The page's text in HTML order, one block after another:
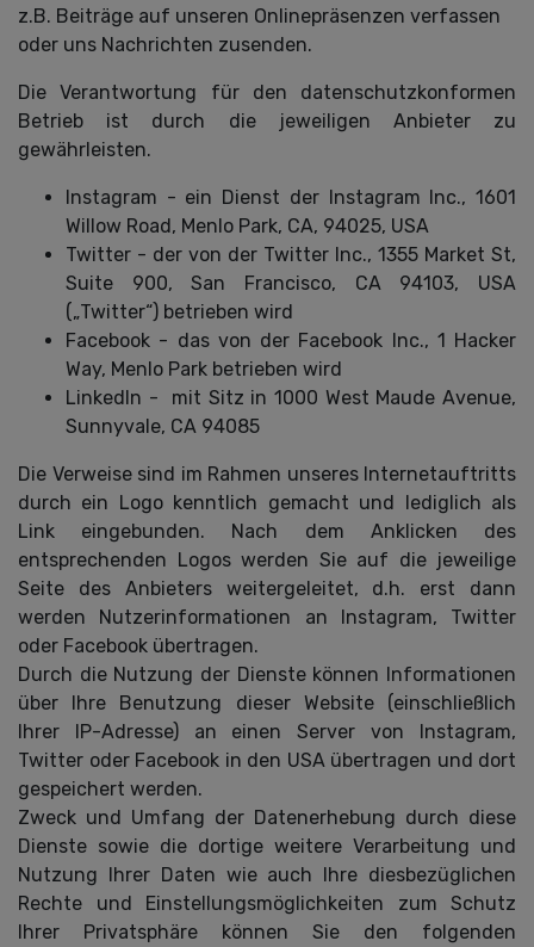
z.B. Beiträge auf unseren Onlinepräsenzen verfassen
oder uns Nachrichten zusenden.
Die Verantwortung für den datenschutzkonformen
Betrieb ist durch die jeweiligen Anbieter zu
gewährleisten.
Instagram - ein Dienst der Instagram Inc., 1601
Willow Road, Menlo Park, CA, 94025, USA
Twitter - der von der Twitter Inc., 1355 Market St,
Suite 900, San Francisco, CA 94103, USA
(„Twitter“) betrieben wird
Facebook - das von der Facebook Inc., 1 Hacker
Way, Menlo Park betrieben wird
LinkedIn - mit Sitz in 1000 West Maude Avenue,
Sunnyvale, CA 94085
Die Verweise sind im Rahmen unseres Internetauftritts
durch ein Logo kenntlich gemacht und lediglich als
Link eingebunden. Nach dem Anklicken des
entsprechenden Logos werden Sie auf die jeweilige
Seite des Anbieters weitergeleitet, d.h. erst dann
werden Nutzerinformationen an Instagram, Twitter
oder Facebook übertragen.
Durch die Nutzung der Dienste können Informationen
über Ihre Benutzung dieser Website (einschließlich
Ihrer IP-Adresse) an einen Server von Instagram,
Twitter oder Facebook in den USA übertragen und dort
gespeichert werden.
Zweck und Umfang der Datenerhebung durch diese
Dienste sowie die dortige weitere Verarbeitung und
Nutzung Ihrer Daten wie auch Ihre diesbezüglichen
Rechte und Einstellungsmöglichkeiten zum Schutz
Ihrer Privatsphäre können Sie den folgenden